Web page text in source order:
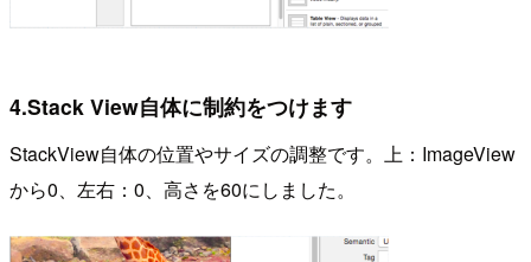
4.Stack View自体に制約をつけます
StackView自体の位置やサイズの調整です。上：ImageView
から0、左右：0、高さを60にしました。